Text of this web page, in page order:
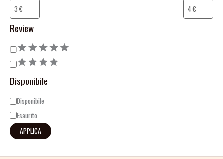
Review
Disponibile
Disponibile
Esaurito
APPLICA